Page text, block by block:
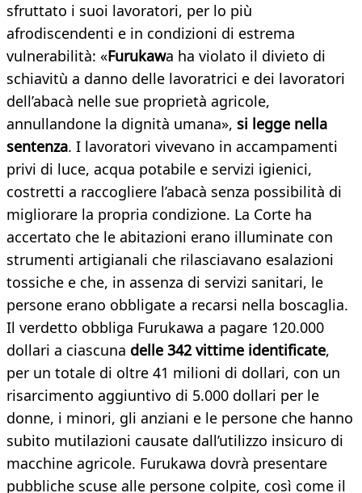
sfruttato i suoi lavoratori, per lo più
afrodiscendenti e in condizioni di estrema
vulnerabilità: «Furukawa ha violato il divieto di
schiavitù a danno delle lavoratrici e dei lavoratori
dell’abacà nelle sue proprietà agricole,
annullandone la dignità umana», si legge nella
sentenza. I lavoratori vivevano in accampamenti
privi di luce, acqua potabile e servizi igienici,
costretti a raccogliere l’abacà senza possibilità di
migliorare la propria condizione. La Corte ha
accertato che le abitazioni erano illuminate con
strumenti artigianali che rilasciavano esalazioni
tossiche e che, in assenza di servizi sanitari, le
persone erano obbligate a recarsi nella boscaglia.
Il verdetto obbliga Furukawa a pagare 120.000
dollari a ciascuna delle 342 vittime identificate,
per un totale di oltre 41 milioni di dollari, con un
risarcimento aggiuntivo di 5.000 dollari per le
donne, i minori, gli anziani e le persone che hanno
subito mutilazioni causate dall’utilizzo insicuro di
macchine agricole. Furukawa dovrà presentare
pubbliche scuse alle persone colpite, così come il